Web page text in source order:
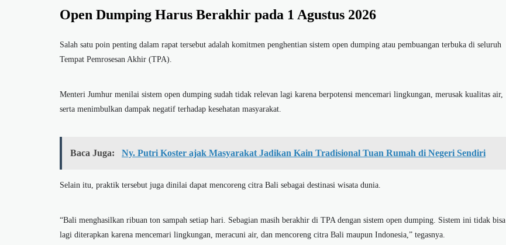
Open Dumping Harus Berakhir pada 1 Agustus 2026
Salah satu poin penting dalam rapat tersebut adalah komitmen penghentian sistem open dumping atau pembuangan terbuka di seluruh
Tempat Pemrosesan Akhir (TPA).
Menteri Jumhur menilai sistem open dumping sudah tidak relevan lagi karena berpotensi mencemari lingkungan, merusak kualitas air,
serta menimbulkan dampak negatif terhadap kesehatan masyarakat.
Baca Juga: Ny. Putri Koster ajak Masyarakat Jadikan Kain Tradisional Tuan Rumah di Negeri Sendiri
Selain itu, praktik tersebut juga dinilai dapat mencoreng citra Bali sebagai destinasi wisata dunia.
“Bali menghasilkan ribuan ton sampah setiap hari. Sebagian masih berakhir di TPA dengan sistem open dumping. Sistem ini tidak bisa
lagi diterapkan karena mencemari lingkungan, meracuni air, dan mencoreng citra Bali maupun Indonesia,” tegasnya.